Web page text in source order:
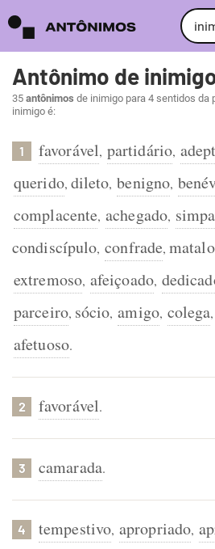
Antônimo de
35 antônimos de inimigo para 4 sentidos da
inimigo é:
1 favorável, partidário,
querido, dileto, benigno,
complacente, achegado,
condiscípulo, confrade,
extremoso, afeiçoado,
parceiro, sócio, amigo, colega,
afetuoso.
2 favorável.
3 camarada.
4 tempestivo, apropriado,